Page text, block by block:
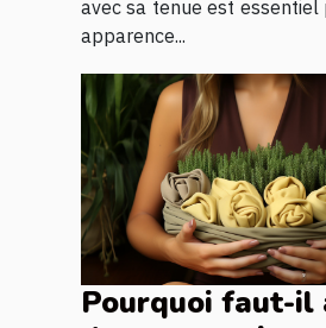
avec sa tenue est essentiel
apparence...
Pourquoi faut-il